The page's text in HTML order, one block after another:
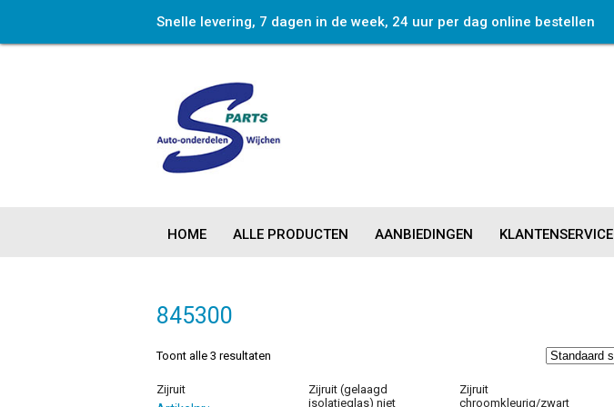
Snelle levering, 7 dagen in de week, 24 uur per dag online bestellen
HOME ALLE PRODUCTEN AANBIEDINGEN KLANTENSERVICE
845300
Toont alle 3 resultaten
Zijruit
Zijruit (gelaagd
isolatieglas) niet
Zijruit
chroomkleurig/zwart